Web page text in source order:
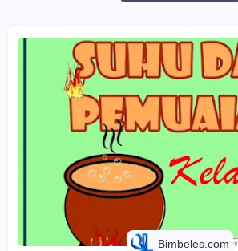
Bimbeles.com